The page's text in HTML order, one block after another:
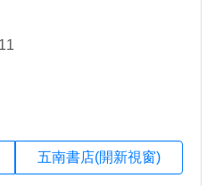
五南書店(開新視窗)